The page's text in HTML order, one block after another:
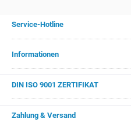
Informationen
DIN ISO 9001 ZERTIFIKAT
Zahlung & Versand
Service-Hotline